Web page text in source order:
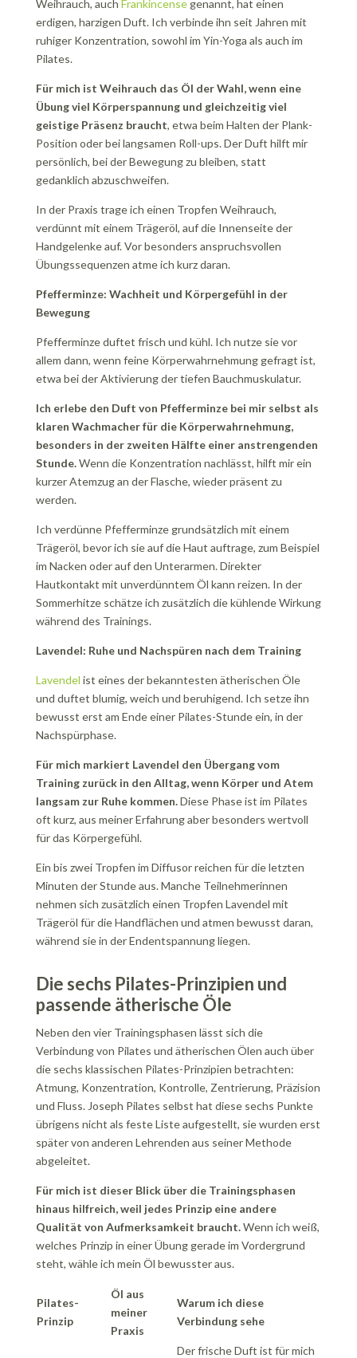
Weihrauch, auch Frankincensegenannt, hat einen
erdigen, harzigen Duft. Ich verbinde ihn seit Jahren mit
ruhiger Konzentration, sowohl im Yin-Yoga als auch im
Pilates.
Für mich ist Weihrauch das Öl der Wahl, wenn eine
Übung viel Körperspannung und gleichzeitig viel
geistige Präsenz braucht, etwa beim Halten der Plank-
Position oder bei langsamen Roll-ups. Der Duft hilft mir
persönlich, bei der Bewegung zu bleiben, statt
gedanklich abzuschweifen.
In der Praxis trage ich einen Tropfen Weihrauch,
verdünnt mit einem Trägeröl, auf die Innenseite der
Handgelenke auf. Vor besonders anspruchsvollen
Übungssequenzen atme ich kurz daran.
Pfefferminze: Wachheit und Körpergefühl in der
Bewegung
Pfefferminze duftet frisch und kühl. Ich nutze sie vor
allem dann, wenn feine Körperwahrnehmung gefragt ist,
etwa bei der Aktivierung der tiefen Bauchmuskulatur.
Ich erlebe den Duft von Pfefferminze bei mir selbst als
klaren Wachmacher für die Körperwahrnehmung,
besonders in der zweiten Hälfte einer anstrengenden
Stunde.Wenn die Konzentration nachlässt, hilft mir ein
kurzer Atemzug an der Flasche, wieder präsent zu
werden.
Ich verdünne Pfefferminze grundsätzlich mit einem
Trägeröl, bevor ich sie auf die Haut auftrage, zum Beispiel
im Nacken oder auf den Unterarmen. Direkter
Hautkontakt mit unverdünntem Öl kann reizen. In der
Sommerhitze schätze ich zusätzlich die kühlende Wirkung
während des Trainings.
Lavendel: Ruhe und Nachspüren nach dem Training
Lavendel ist eines der bekanntesten ätherischen Öle
und duftet blumig, weich und beruhigend. Ich setze ihn
bewusst erst am Ende einer Pilates-Stunde ein, in der
Nachspürphase.
Für mich markiert Lavendel den Übergang vom
Training zurück in den Alltag, wenn Körper und Atem
langsam zur Ruhe kommen.Diese Phase ist im Pilates
oft kurz, aus meiner Erfahrung aber besonders wertvoll
für das Körpergefühl.
Ein bis zwei Tropfen im Diffusor reichen für die letzten
Minuten der Stunde aus. Manche Teilnehmerinnen
nehmen sich zusätzlich einen Tropfen Lavendel mit
Trägeröl für die Handflächen und atmen bewusst daran,
während sie in der Endentspannung liegen.
Die sechs Pilates-Prinzipien und
passende ätherische Öle
Neben den vier Trainingsphasen lässt sich die
Verbindung von Pilates und ätherischen Ölen auch über
die sechs klassischen Pilates-Prinzipien betrachten:
Atmung, Konzentration, Kontrolle, Zentrierung, Präzision
und Fluss. Joseph Pilates selbst hat diese sechs Punkte
übrigens nicht als feste Liste aufgestellt, sie wurden erst
später von anderen Lehrenden aus seiner Methode
abgeleitet.
Für mich ist dieser Blick über die Trainingsphasen
hinaus hilfreich, weil jedes Prinzip eine andere
Qualität von Aufmerksamkeit braucht.Wenn ich weiß,
welches Prinzip in einer Übung gerade im Vordergrund
steht, wähle ich mein Öl bewusster aus.
Pilates-
Prinzip
Öl aus
meiner
Praxis
Warum ich diese
Verbindung sehe
Der frische Duft ist für mich